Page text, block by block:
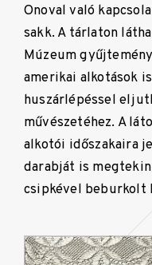
Onoval való
sakk. A tárlaton
Múzeum
amerikai alkotások
huszárlépéssel
művészetéhez. A
alkotói időszakaira
darabját is
csipkével beburkolt